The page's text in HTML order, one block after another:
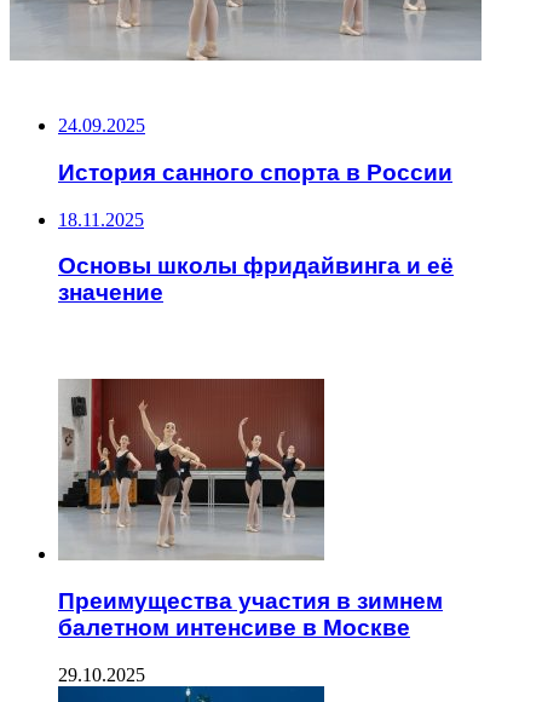
24.09.2025
История санного спорта в России
18.11.2025
Основы школы фридайвинга и её
значение
Преимущества участия в зимнем
балетном интенсиве в Москве
29.10.2025